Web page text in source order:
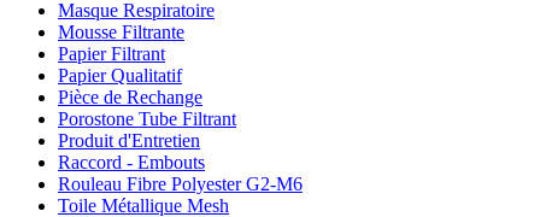
Masque Respiratoire
Mousse Filtrante
Papier Filtrant
Papier Qualitatif
Pièce de Rechange
Porostone Tube Filtrant
Produit d'Entretien
Raccord - Embouts
Rouleau Fibre Polyester G2-M6
Toile Métallique Mesh